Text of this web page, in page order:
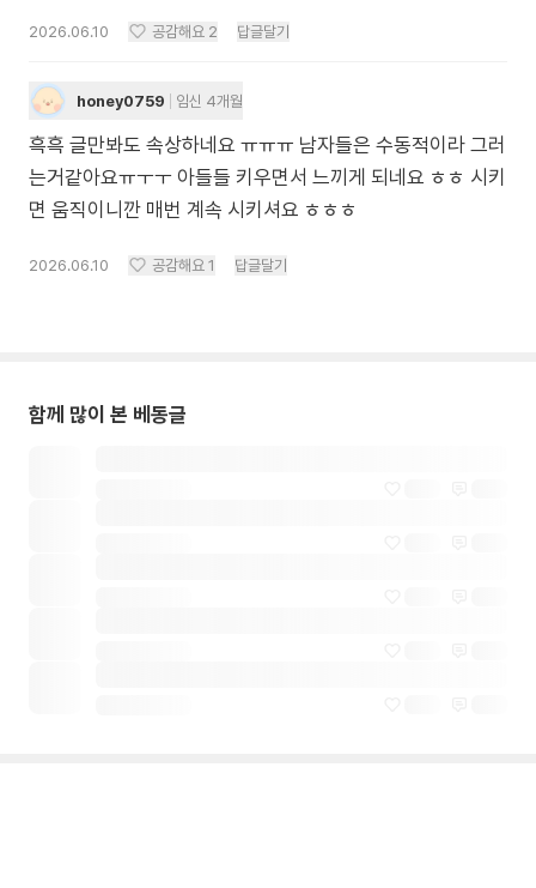
2026.06.10 공감해요 2 답글달기
honey0759 임신 4개월
흑흑 글만봐도 속상하네요 ㅠㅠㅠ 남자들은 수동적이라 그러
는거같아요ㅠㅜㅜ 아들들 키우면서 느끼게 되네요 ㅎㅎ 시키
면 움직이니깐 매번 계속 시키셔요 ㅎㅎㅎ
2026.06.10 공감해요 1 답글달기
함께 많이 본 베동글